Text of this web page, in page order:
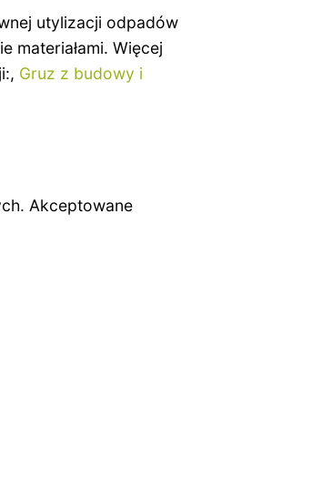
utylizacji odpadów
materiałami. Więcej
Gruz z budowy i
Akceptowane